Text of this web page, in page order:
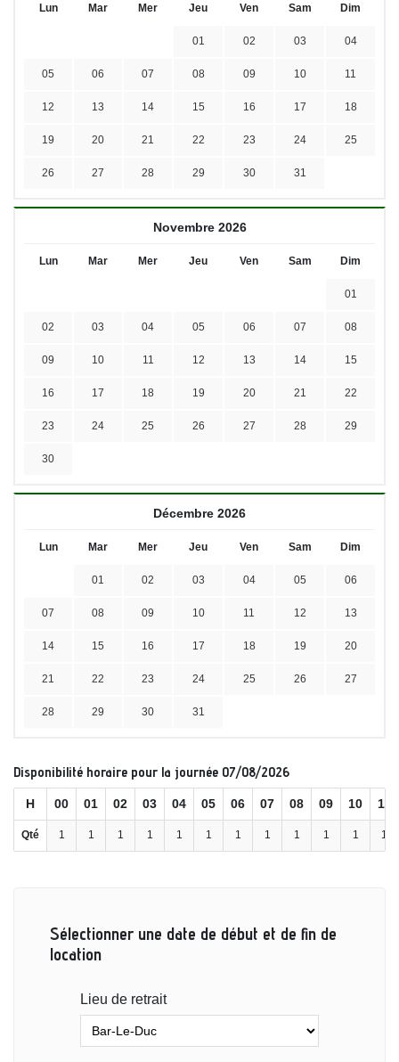
Lun Mar Mer Jeu Ven Sam Dim
01 02 03 04
05 06 07 08 09 10 11
12 13 14 15 16 17 18
19 20 21 22 23 24 25
26 27 28 29 30 31
Novembre 2026
Lun Mar Mer Jeu Ven Sam Dim
01
02 03 04 05 06 07 08
09 10 11 12 13 14 15
16 17 18 19 20 21 22
23 24 25 26 27 28 29
30
Décembre 2026
Lun Mar Mer Jeu Ven Sam Dim
01 02 03 04 05 06
07 08 09 10 11 12 13
14 15 16 17 18 19 20
21 22 23 24 25 26 27
28 29 30 31
Disponibilité horaire pour la journée 07/08/2026
H 00 01 02 03 04 05 06 07 08 09 10 11
Qté 1 1 1 1 1 1 1 1 1 1 1 1
Sélectionner une date de début et de fin de
location
Lieu de retrait